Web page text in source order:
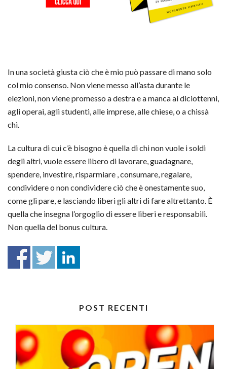
In una società giusta ciò che è mio può passare di mano solo
col mio consenso. Non viene messo all’asta durante le
elezioni, non viene promesso a destra e a manca ai diciottenni,
agli operai, agli studenti, alle imprese, alle chiese, o a chissà
chi.
La cultura di cui c’è bisogno è quella di chi non vuole i soldi
degli altri, vuole essere libero di lavorare, guadagnare,
spendere, investire, risparmiare , consumare, regalare,
condividere o non condividere ciò che è onestamente suo,
come gli pare, e lasciando liberi gli altri di fare altrettanto. È
quella che insegna l’orgoglio di essere liberi e responsabili.
Non quella del bonus cultura.
POST RECENTI